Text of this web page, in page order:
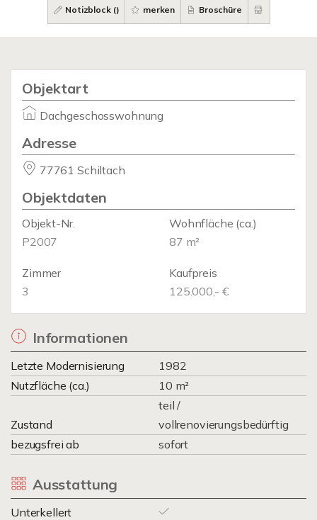
Notizblock () merken Broschüre
Objektart
Dachgeschosswohnung
Adresse
77761 Schiltach
Objektdaten
Objekt-Nr.
P2007
Wohnfläche (ca.)
87 m²
Zimmer
3
Kaufpreis
125.000,- €
Informationen
Letzte Modernisierung
1982
Nutzfläche (ca.)
10 m²
Zustand
teil /
vollrenovierungsbedürftig
bezugsfrei ab
sofort
Ausstattung
Unterkellert